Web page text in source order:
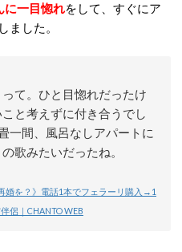
に一目惚れをして、すぐにア
ました。
て。ひと目惚れだったけ
と考えずに付き合うでし
一間、風呂なしアパートに
歌みたいだったね。
婚を？》電話1本でフェラーリ購入→1
侶｜CHANTO WEB